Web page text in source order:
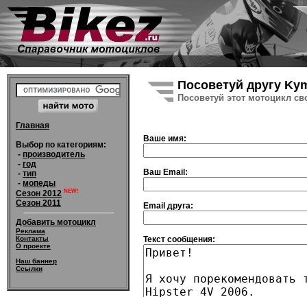
Главная
Выбор по категориям:
- производитель
- год
- тип
- мопеды
Сезон 2012 NEW!
Сезон 2011
Добавить мотоцикл
Реклама
Контакты
О проекте
Наш баннер
Ссылки
Посоветуй другу
Посоветуй этот мотоцикл
Ваше имя:
Ваш Email:
Email друга:
Текст сообщения: